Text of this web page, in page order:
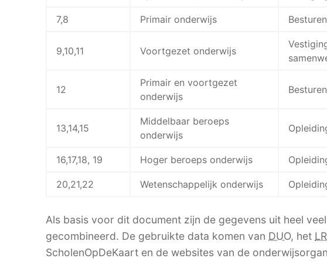
7,8 Primair onderwijs
9,10,11 Voortgezet onderwijs
12
Primair en voortgezet
onderwijs
13,14,15
Middelbaar beroeps
onderwijs
16,17,18, 19 Hoger beroeps onderwijs
20,21,22 Wetenschappelijk onderwijs
Als basis voor dit document zijn de gegevens uit heel
gecombineerd. De gebruikte data komen van DUO, het
ScholenOpDeKaart en de websites van de